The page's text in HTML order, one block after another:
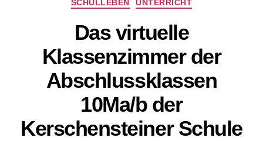
SCHULLEBEN
UNTERRICHT
Das virtuelle
Klassenzimmer der
Abschlussklassen
10Ma/b der
Kerschensteiner Schule